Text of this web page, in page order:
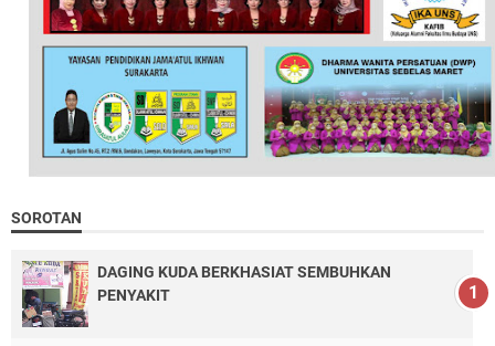
SOROTAN
DAGING KUDA BERKHASIAT SEMBUHKAN
PENYAKIT